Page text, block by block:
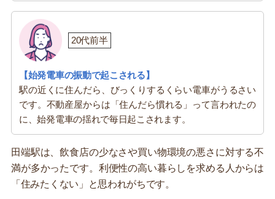
20代前半
【始発電車の振動で起こされる】
駅の近くに住んだら、びっくりするくらい電車がうるさい
です。不動産屋からは「住んだら慣れる」って言われたの
に、始発電車の揺れで毎日起こされます。
田端駅は、飲食店の少なさや買い物環境の悪さに対する不
満が多かったです。利便性の高い暮らしを求める人からは
「住みたくない」と思われがちです。